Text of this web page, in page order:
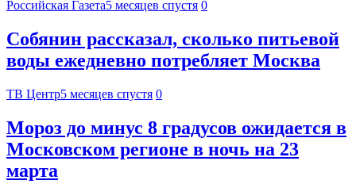
Российская Газета5 месяцев спустя 0
Собянин рассказал, сколько питьевой
воды ежедневно потребляет Москва
ТВ Центр5 месяцев спустя 0
Мороз до минус 8 градусов ожидается в
Московском регионе в ночь на 23
марта